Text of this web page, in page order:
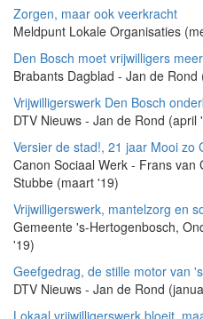
Zorgen, maar ook veerkracht
Meldpunt Lokale Organisaties
Den Bosch moet vrijwilligers
Brabants Dagblad - Jan de Rond
Vrijwilligerswerk Den Bosch
DTV Nieuws - Jan de Rond (april
Versier de stad!, 21 jaar Mooi zo
Canon Sociaal Werk - Frans van
Stubbe (maart '19)
Vrijwilligerswerk, mantelzorg en
Gemeente 's-Hertogenbosch,
'19)
Geefgedrag, de stille motor van
DTV Nieuws - Jan de Rond
Lokaal vrijwilligerswerk bloeit,